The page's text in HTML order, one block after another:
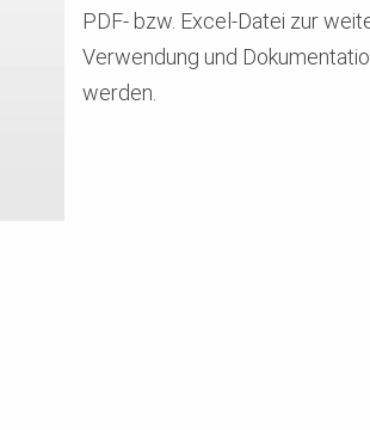
PDF- bzw. Excel-Datei zur
Verwendung und
werden.